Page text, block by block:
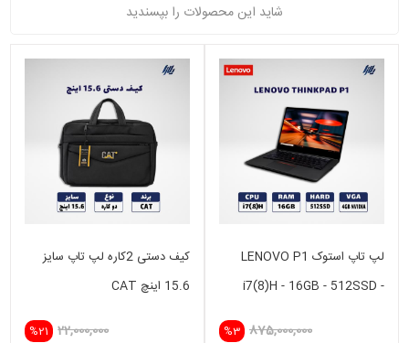
شاید این محصولات را بپسندید
لپ تاپ استوک LENOVO P1
i7(8)H - 16GB - 512SSD -
%3 875,000,000
کیف دستی 2کاره لپ تاپ سایز
15.6 اینچ CAT
%21 22,000,000